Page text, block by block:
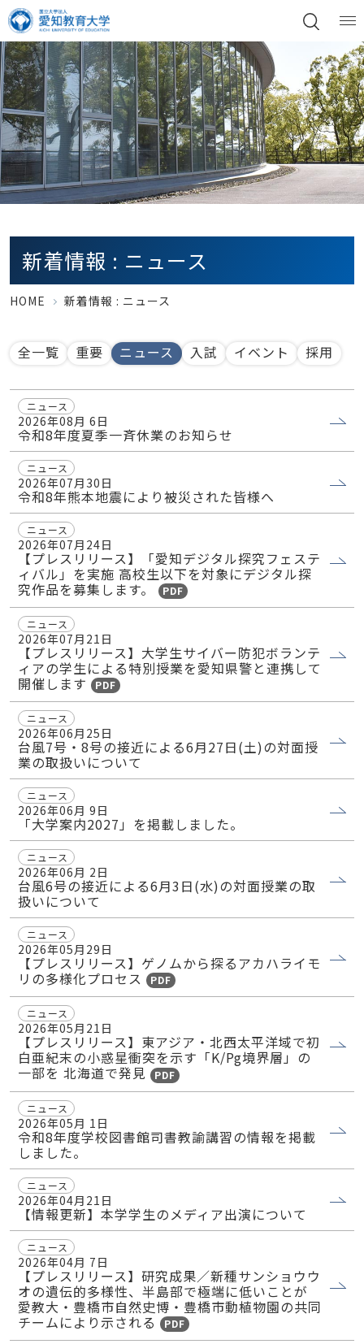
新着情報 : ニュース
HOME 新着情報 : ニュース
全一覧 重要 ニュース 入試 イベント 採用
ニュース
2026年08月 6日
令和8年度夏季一斉休業のお知らせ
ニュース
2026年07月30日
令和8年熊本地震により被災された皆様へ
ニュース
2026年07月24日
【プレスリリース】「愛知デジタル探究フェステ
ィバル」を実施 高校生以下を対象にデジタル探
究作品を募集します。 PDF
ニュース
2026年07月21日
【プレスリリース】大学生サイバー防犯ボランテ
ィアの学生による特別授業を愛知県警と連携して
開催します PDF
ニュース
2026年06月25日
台風7号・8号の接近による6月27日(土)の対面授
業の取扱いについて
ニュース
2026年06月 9日
「大学案内2027」を掲載しました。
ニュース
2026年06月 2日
台風6号の接近による6月3日(水)の対面授業の取
扱いについて
ニュース
2026年05月29日
【プレスリリース】ゲノムから探るアカハライモ
リの多様化プロセス PDF
ニュース
2026年05月21日
【プレスリリース】東アジア・北西太平洋域で初
白亜紀末の小惑星衝突を示す「K/Pg境界層」の
一部を 北海道で発見 PDF
ニュース
2026年05月 1日
令和8年度学校図書館司書教諭講習の情報を掲載
しました。
ニュース
2026年04月21日
【情報更新】本学学生のメディア出演について
ニュース
2026年04月 7日
【プレスリリース】研究成果／新種サンショウウ
オの遺伝的多様性、半島部で極端に低いことが
愛教大・豊橋市自然史博・豊橋市動植物園の共同
チームにより示される PDF